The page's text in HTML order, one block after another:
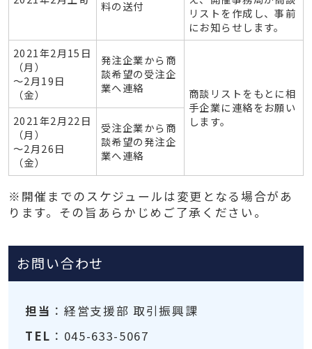
料の送付
リストを作成し、事前
にお知らせします。
2021年2月15日
（月）
～2月19日
（金）
発注企業から商
談希望の受注企
業へ連絡
商談リストをもとに相
手企業に連絡をお願い
します。
2021年2月22日
（月）
～2月26日
（金）
受注企業から商
談希望の発注企
業へ連絡
※開催までのスケジュールは変更となる場合があ
ります。その旨あらかじめご了承ください。
お問い合わせ
担当 ：経営支援部 取引振興課
TEL ：045-633-5067